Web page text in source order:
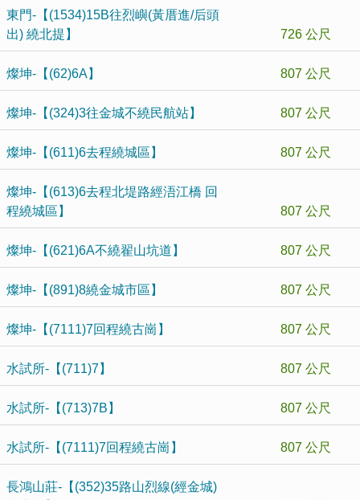
東門-【(1534)15B往烈嶼(黃厝進/后頭
出) 繞北提】
726 公尺
燦坤-【(62)6A】 807 公尺
燦坤-【(324)3往金城不繞民航站】 807 公尺
燦坤-【(611)6去程繞城區】 807 公尺
燦坤-【(613)6去程北堤路經浯江橋 回
程繞城區】
807 公尺
燦坤-【(621)6A不繞翟山坑道】 807 公尺
燦坤-【(891)8繞金城市區】 807 公尺
燦坤-【(7111)7回程繞古崗】 807 公尺
水試所-【(711)7】 807 公尺
水試所-【(713)7B】 807 公尺
水試所-【(7111)7回程繞古崗】 807 公尺
長鴻山莊-【(352)35路山烈線(經金城)